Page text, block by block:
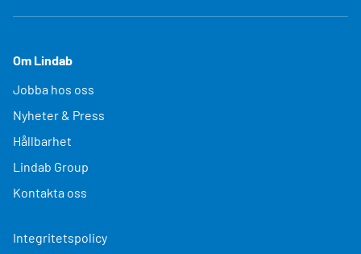
Om Lindab
Jobba hos oss
Nyheter & Press
Hållbarhet
Lindab Group
Kontakta oss
Integritetspolicy